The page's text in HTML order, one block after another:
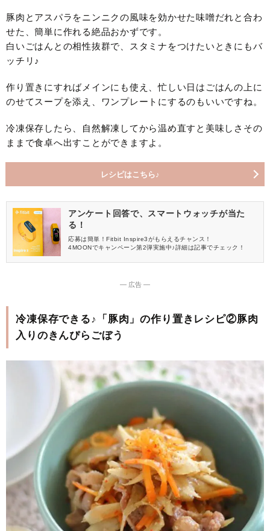
豚肉とアスパラをニンニクの風味を効かせた味噌だれと合わ
せた、簡単に作れる絶品おかずです。
白いごはんとの相性抜群で、スタミナをつけたいときにもバ
ッチリ♪
作り置きにすればメインにも使え、忙しい日はごはんの上に
のせてスープを添え、ワンプレートにするのもいいですね。
冷凍保存したら、自然解凍してから温め直すと美味しさその
ままで食卓へ出すことができますよ。
レシピはこちら♪
アンケート回答で、スマートウォッチが当た
る！
応募は簡単！Fitbit Inspire3がもらえるチャンス！
4MOONでキャンペーン第2弾実施中♪詳細は記事でチェック！
― 広告 ―
冷凍保存できる♪「豚肉」の作り置きレシピ②豚肉
入りのきんぴらごぼう